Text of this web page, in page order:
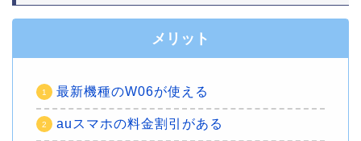
メリット
最新機種のW06が使える
auスマホの料金割引がある